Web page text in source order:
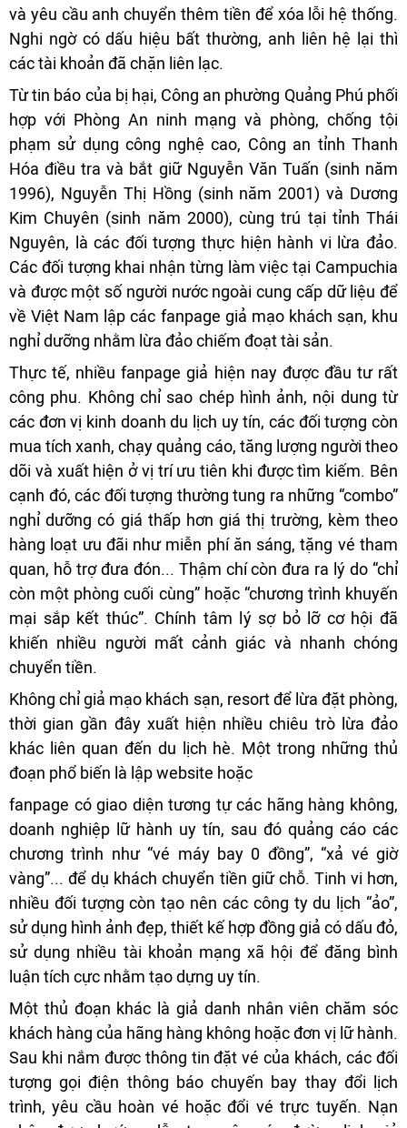
và yêu cầu anh chuyển thêm tiền để xóa lỗi hệ thống.
Nghi ngờ có dấu hiệu bất thường, anh liên hệ lại thì
các tài khoản đã chặn liên lạc.
Từ tin báo của bị hại, Công an phường Quảng Phú phối
hợp với Phòng An ninh mạng và phòng, chống tội
phạm sử dụng công nghệ cao, Công an tỉnh Thanh
Hóa điều tra và bắt giữ Nguyễn Văn Tuấn (sinh năm
1996), Nguyễn Thị Hồng (sinh năm 2001) và Dương
Kim Chuyên (sinh năm 2000), cùng trú tại tỉnh Thái
Nguyên, là các đối tượng thực hiện hành vi lừa đảo.
Các đối tượng khai nhận từng làm việc tại Campuchia
và được một số người nước ngoài cung cấp dữ liệu để
về Việt Nam lập các fanpage giả mạo khách sạn, khu
nghỉ dưỡng nhằm lừa đảo chiếm đoạt tài sản.
Thực tế, nhiều fanpage giả hiện nay được đầu tư rất
công phu. Không chỉ sao chép hình ảnh, nội dung từ
các đơn vị kinh doanh du lịch uy tín, các đối tượng còn
mua tích xanh, chạy quảng cáo, tăng lượng người theo
dõi và xuất hiện ở vị trí ưu tiên khi được tìm kiếm. Bên
cạnh đó, các đối tượng thường tung ra những “combo”
nghỉ dưỡng có giá thấp hơn giá thị trường, kèm theo
hàng loạt ưu đãi như miễn phí ăn sáng, tặng vé tham
quan, hỗ trợ đưa đón... Thậm chí còn đưa ra lý do “chỉ
còn một phòng cuối cùng” hoặc “chương trình khuyến
mại sắp kết thúc”. Chính tâm lý sợ bỏ lỡ cơ hội đã
khiến nhiều người mất cảnh giác và nhanh chóng
chuyển tiền.
Không chỉ giả mạo khách sạn, resort để lừa đặt phòng,
thời gian gần đây xuất hiện nhiều chiêu trò lừa đảo
khác liên quan đến du lịch hè. Một trong những thủ
đoạn phổ biến là lập website hoặc
fanpage có giao diện tương tự các hãng hàng không,
doanh nghiệp lữ hành uy tín, sau đó quảng cáo các
chương trình như “vé máy bay 0 đồng”, “xả vé giờ
vàng”... để dụ khách chuyển tiền giữ chỗ. Tinh vi hơn,
nhiều đối tượng còn tạo nên các công ty du lịch “ảo”,
sử dụng hình ảnh đẹp, thiết kế hợp đồng giả có dấu đỏ,
sử dụng nhiều tài khoản mạng xã hội để đăng bình
luận tích cực nhằm tạo dựng uy tín.
Một thủ đoạn khác là giả danh nhân viên chăm sóc
khách hàng của hãng hàng không hoặc đơn vị lữ hành.
Sau khi nắm được thông tin đặt vé của khách, các đối
tượng gọi điện thông báo chuyến bay thay đổi lịch
trình, yêu cầu hoàn vé hoặc đổi vé trực tuyến. Nạn